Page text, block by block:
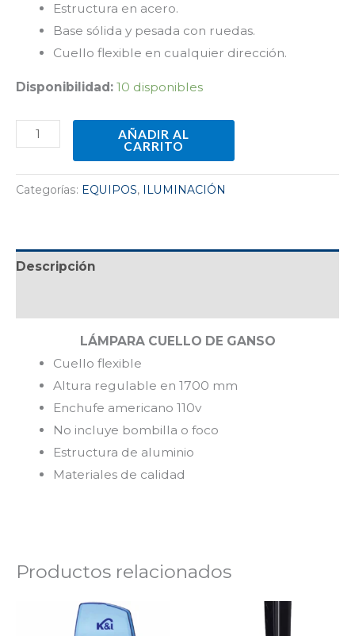
Estructura en acero.
Base sólida y pesada con ruedas.
Cuello flexible en cualquier dirección.
Disponibilidad: 10 disponibles
AÑADIR AL
CARRITO
Categorías: EQUIPOS, ILUMINACIÓN
Descripción
LÁMPARA CUELLO DE GANSO
Cuello flexible
Altura regulable en 1700 mm
Enchufe americano 110v
No incluye bombilla o foco
Estructura de aluminio
Materiales de calidad
Productos relacionados